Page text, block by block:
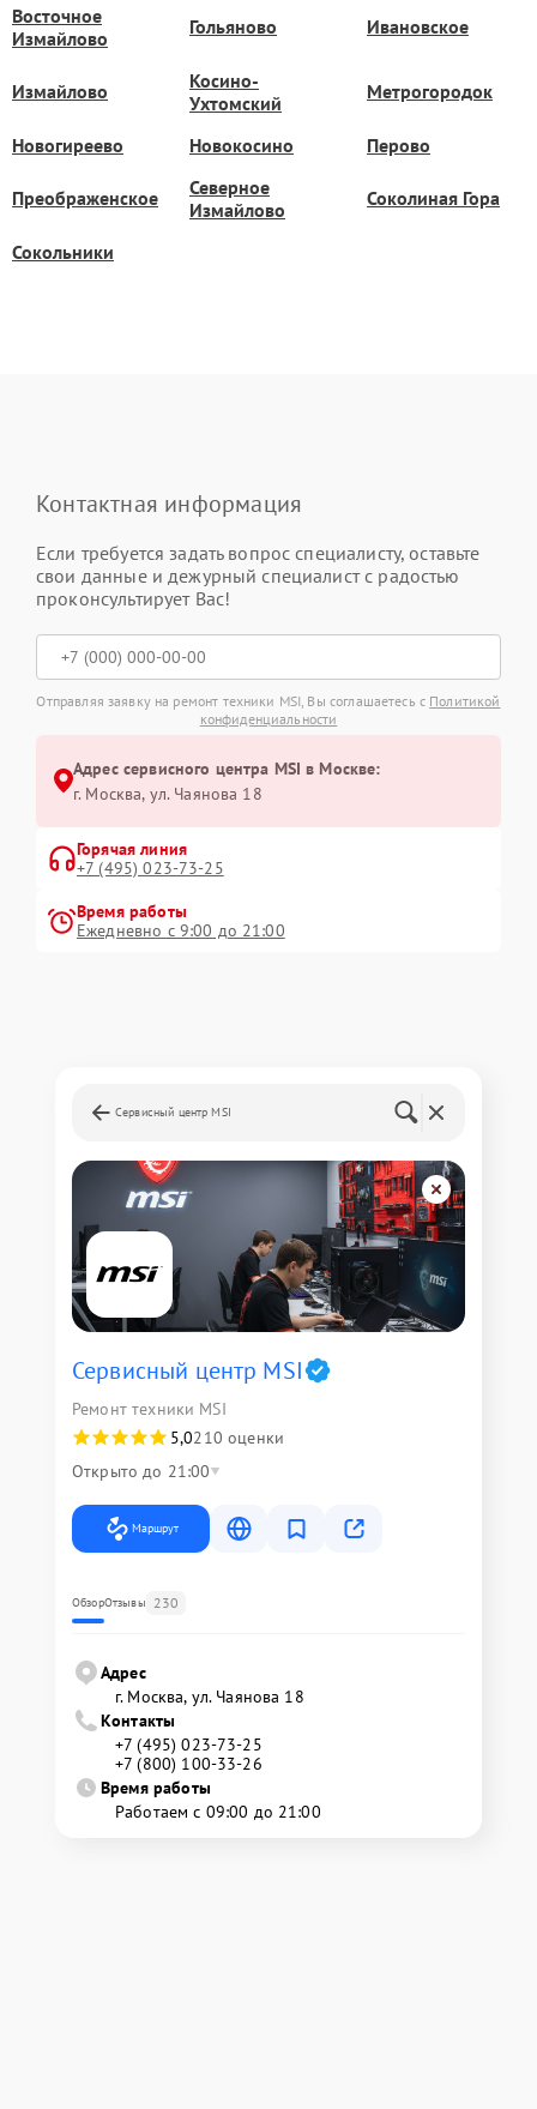
Восточное
Измайлово
Гольяново Ивановское
Измайлово
Косино-
Ухтомский
Метрогородок
Новогиреево Новокосино Перово
Преображенское
Северное
Измайлово
Соколиная Гора
Сокольники
Контактная информация
Если требуется задать вопрос специалисту, оставьте
свои данные и дежурный специалист с радостью
проконсультирует Вас!
Отправляя заявку на ремонт техники MSI, Вы соглашаетесь с Политикой
конфиденциальности
Адрес сервисного центра MSI в Москве:
г. Москва, ул. Чаянова 18
Горячая линия
+7 (495) 023-73-25
Время работы
Ежедневно с 9:00 до 21:00
Сервисный центр MSI
Сервисный центр MSI
Ремонт техники MSI
5,0210 оценки
Открыто до 21:00
Маршрут
ОбзорОтзывы 230
Адрес
г. Москва, ул. Чаянова 18
Контакты
+7 (495) 023-73-25
+7 (800) 100-33-26
Время работы
Работаем с 09:00 до 21:00